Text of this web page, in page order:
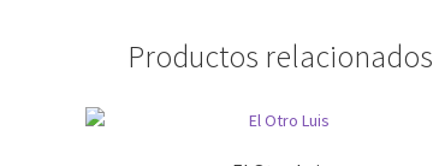
Productos relacionados